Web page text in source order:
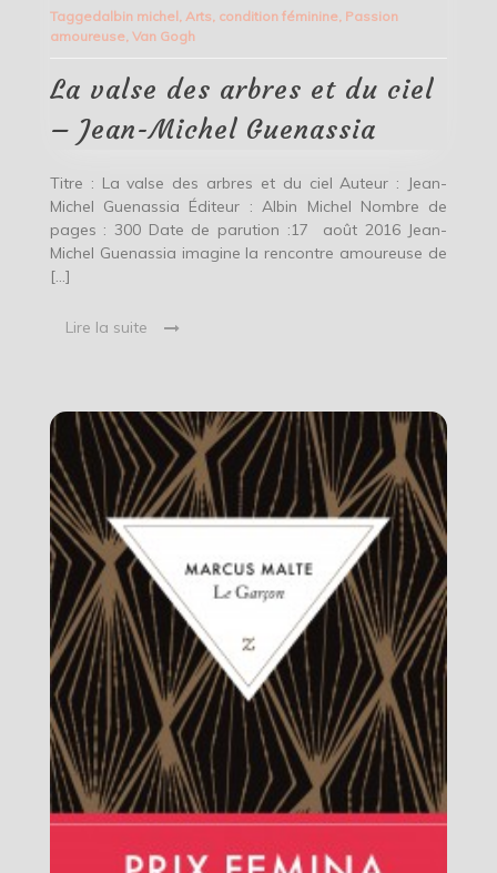
des
du
ciel
–
Jean-
Guenassia
Taggedalbin michel, Arts, condition féminine, Passion
amoureuse, Van Gogh
La valse des arbres et du ciel
– Jean-Michel Guenassia
Titre : La valse des arbres et du ciel Auteur : Jean-
Michel Guenassia Éditeur : Albin Michel Nombre de
pages : 300 Date de parution :17 août 2016 Jean-
Michel Guenassia imagine la rencontre amoureuse de
[…]
Lire la suite